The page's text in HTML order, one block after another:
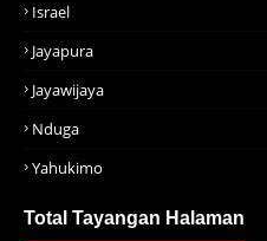
Israel
Jayapura
Jayawijaya
Nduga
Yahukimo
Total Tayangan Halaman